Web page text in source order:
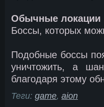
Обычные локации
Боссы, которых
Подобные боссы
уничтожить, а
благодаря этому
Теги: game, aion